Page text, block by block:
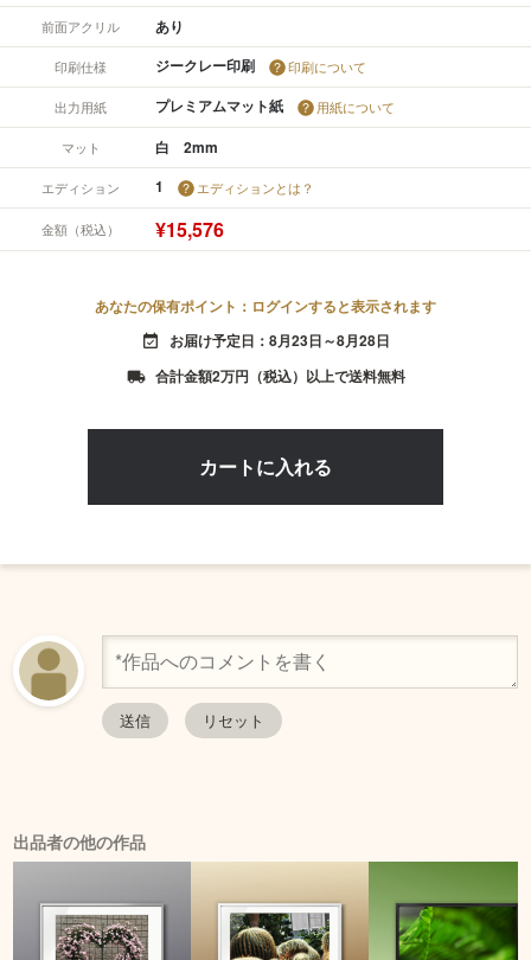
前面アクリル あり
印刷仕様 ジークレー印刷 印刷について
出力用紙 プレミアムマット紙 用紙について
マット 白 2mm
エディション 1 エディションとは？
金額（税込） ¥15,576
あなたの保有ポイント：ログインすると表示されます
event_available お届け予定日：8月23日～8月28日
local_shipping 合計金額2万円（税込）以上で送料無料
出品者の他の作品